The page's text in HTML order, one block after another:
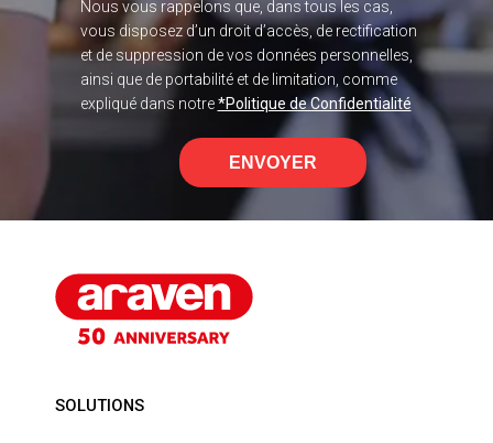
Nous vous rappelons que, dans tous les cas,
vous disposez d’un droit d’accès, de rectification
et de suppression de vos données personnelles,
ainsi que de portabilité et de limitation, comme
expliqué dans notre*Politique de Confidentialité
ENVOYER
SOLUTIONS